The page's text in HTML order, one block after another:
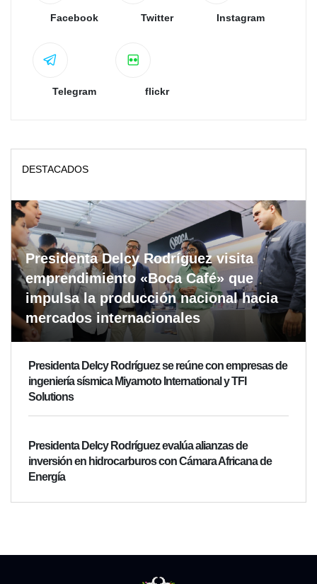
Facebook Twitter Instagram
Telegram flickr
DESTACADOS
Presidenta Delcy Rodríguez visita
emprendimiento «Boca Café» que
impulsa la producción nacional hacia
mercados internacionales
Presidenta Delcy Rodríguez se reúne con empresas de
ingeniería sísmica Miyamoto International y TFI
Solutions
Presidenta Delcy Rodríguez evalúa alianzas de
inversión en hidrocarburos con Cámara Africana de
Energía